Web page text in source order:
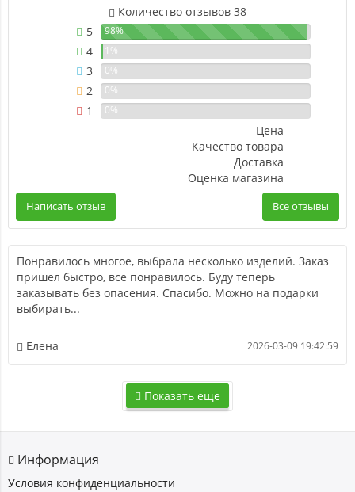
Количество отзывов 38
5
98%
4 1%
3 0%
2 0%
1 0%
Цена
Качество товара
Доставка
Оценка магазина
Написать отзыв Все отзывы
Понравилось многое, выбрала несколько изделий. Заказ
пришел быстро, все понравилось. Буду теперь
заказывать без опасения. Спасибо. Можно на подарки
выбирать...
Елена 2026-03-09 19:42:59
Показать еще
Информация
Условия конфиденциальности